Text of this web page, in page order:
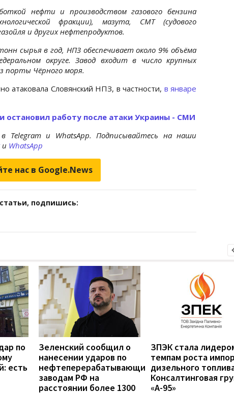
нефти и производством газового бензина
фракции), мазута, СМТ (судового
и других нефтепродуктов.
сырья в год, НПЗ обеспечивает около 9% объёма
округе. Завод входит в число крупных
порты Чёрного моря.
атаковала Словянский НПЗ, в частности, в январе
остановил работу после атаки Украины - СМИ
в Telegram и WhatsApp. Подписывайтесь на наши
и WhatsApp
нас в Google.News
подпишись:
по
есть
Зеленский сообщил о
нанесении ударов по
нефтеперерабатывающим
заводам РФ на
расстоянии более 1300
ЗПЭК стала
темпам роста
дизельного
Консалтинговая
«А-95»